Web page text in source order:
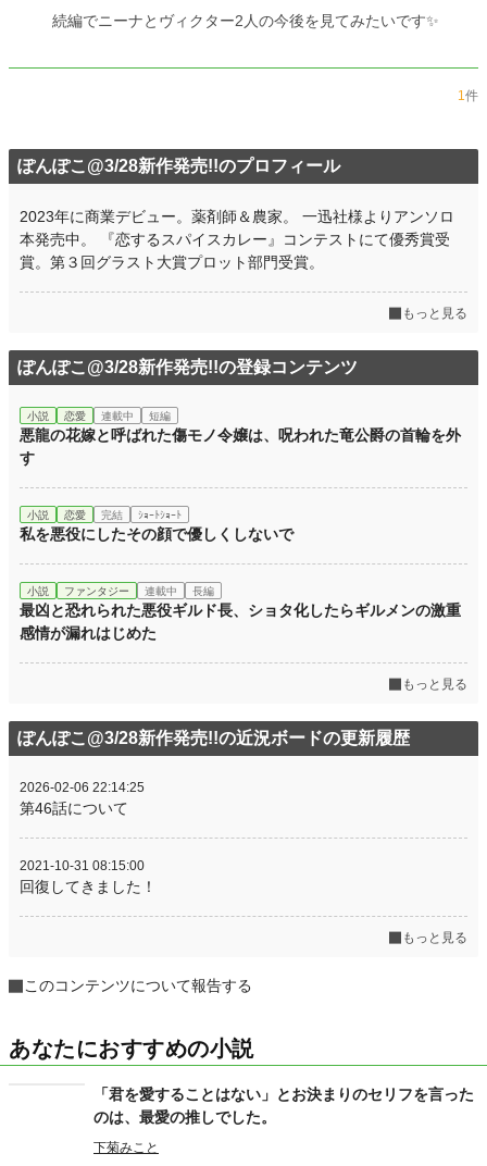
月間ポイント 56 pt (77,878 位)
年間ポイント 826 pt (89,545 位)
続編でニーナとヴィクター2人の今後を見てみたいです✨
1件
ぽんぽこ@3/28新作発売!!のプロフィール
2023年に商業デビュー。薬剤師＆農家。 一迅社様よりアンソロ
本発売中。 『恋するスパイスカレー』コンテストにて優秀賞受
賞。第３回グラスト大賞プロット部門受賞。
もっと見る
ぽんぽこ@3/28新作発売!!の登録コンテンツ
小説 恋愛 連載中 短編
悪龍の花嫁と呼ばれた傷モノ令嬢は、呪われた竜公爵の首輪を外
す
小説 恋愛 完結 ｼｮｰﾄｼｮｰﾄ
私を悪役にしたその顔で優しくしないで
小説 ファンタジー 連載中 長編
最凶と恐れられた悪役ギルド長、ショタ化したらギルメンの激重
感情が漏れはじめた
もっと見る
ぽんぽこ@3/28新作発売!!の近況ボードの更新履歴
2026-02-06 22:14:25
第46話について
2021-10-31 08:15:00
回復してきました！
もっと見る
このコンテンツについて報告する
あなたにおすすめの小説
「君を愛することはない」とお決まりのセリフを言った
のは、最愛の推しでした。
下菊みこと